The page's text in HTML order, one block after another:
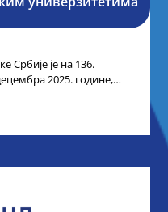
Србије је на 136.
2025. године,